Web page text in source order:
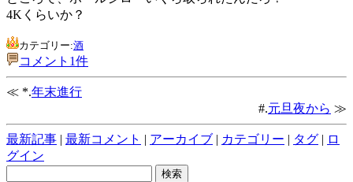
4Kくらいか？
カテゴリー:酒
コメント1件
≪ *.年末進行
#.元旦夜から ≫
最新記事 | 最新コメント | アーカイブ | カテゴリー | タグ | ロ
グイン